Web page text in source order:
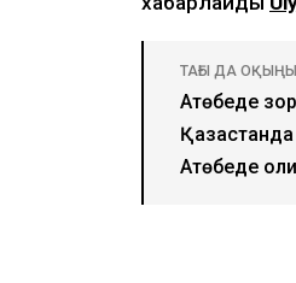
ТАҒЫ ДА
Ақтөбеде
Ақтөбеде